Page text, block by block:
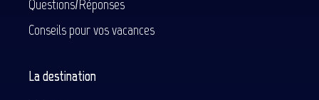
Questions/Réponses
Conseils pour vos vacances
La destination